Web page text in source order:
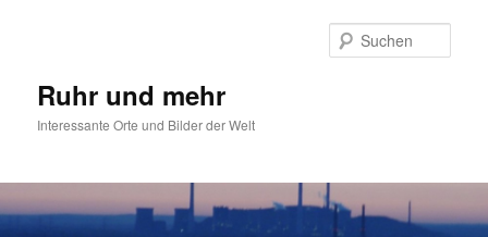
Ruhr und mehr
Interessante Orte und Bilder der Welt